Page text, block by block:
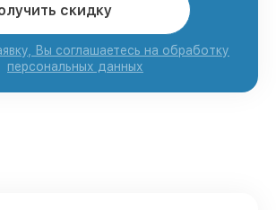
скидку
Вы соглашаетесь на обработку
персональных данных